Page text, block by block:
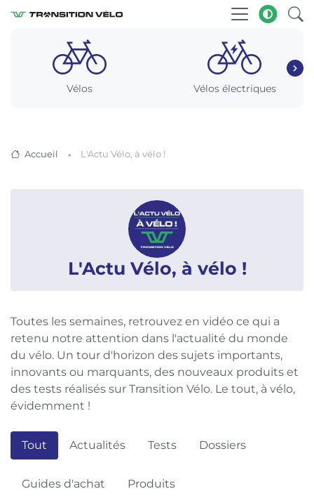
Vélos Vélos électriques
Accueil L'Actu Vélo, à vélo !
L'Actu Vélo, à vélo !
Toutes les semaines, retrouvez en vidéo ce qui a
retenu notre attention dans l'actualité du monde
du vélo. Un tour d'horizon des sujets importants,
innovants ou marquants, des nouveaux produits et
des tests réalisés sur Transition Vélo. Le tout, à vélo,
évidemment !
Tout Actualités Tests Dossiers
Guides d'achat Produits